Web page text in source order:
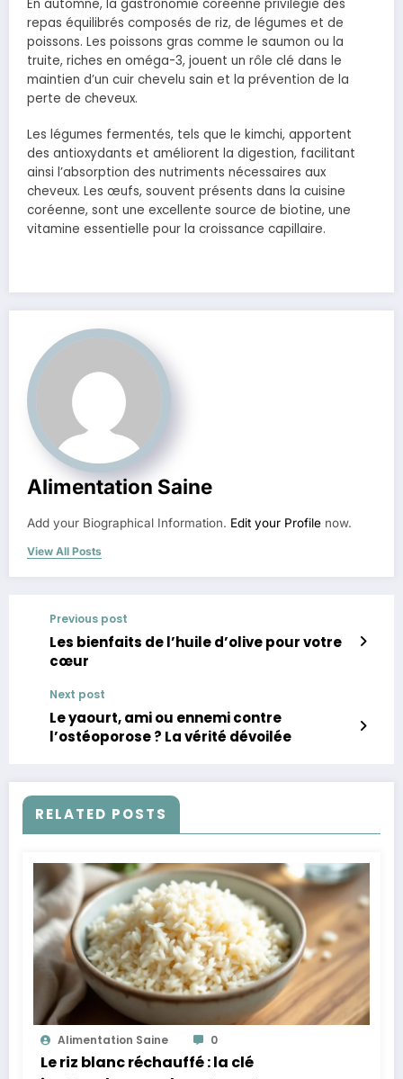
En automne, la gastronomie coréenne privilégie des
repas équilibrés composés de riz, de légumes et de
poissons. Les poissons gras comme le saumon ou la
truite, riches en oméga-3, jouent un rôle clé dans le
maintien d’un cuir chevelu sain et la prévention de la
perte de cheveux.
Les légumes fermentés, tels que le kimchi, apportent
des antioxydants et améliorent la digestion, facilitant
ainsi l’absorption des nutriments nécessaires aux
cheveux. Les œufs, souvent présents dans la cuisine
coréenne, sont une excellente source de biotine, une
vitamine essentielle pour la croissance capillaire.
Alimentation Saine
Add your Biographical Information. Edit your Profile now.
View All Posts
Previous post
Les bienfaits de l’huile d’olive pour votre
cœur
Next post
Le yaourt, ami ou ennemi contre
l’ostéoporose ? La vérité dévoilée
RELATED POSTS
Alimentation Saine 0
Le riz blanc réchauffé : la clé